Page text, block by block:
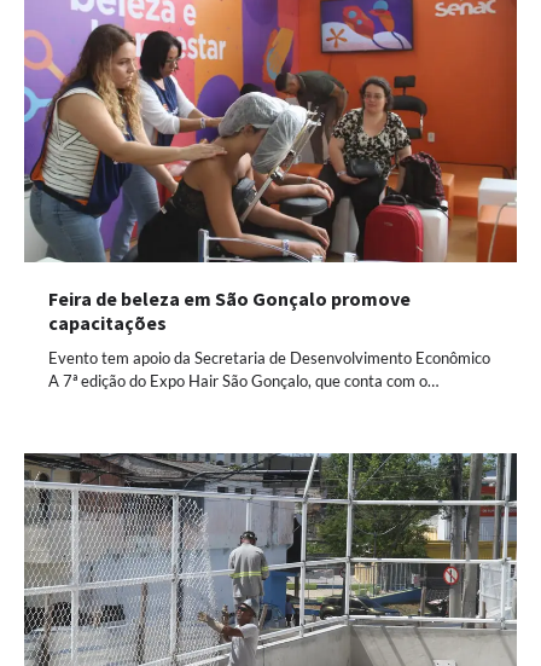
Feira de beleza em São Gonçalo promove
capacitações
Evento tem apoio da Secretaria de Desenvolvimento Econômico
A 7ª edição do Expo Hair São Gonçalo, que conta com o…